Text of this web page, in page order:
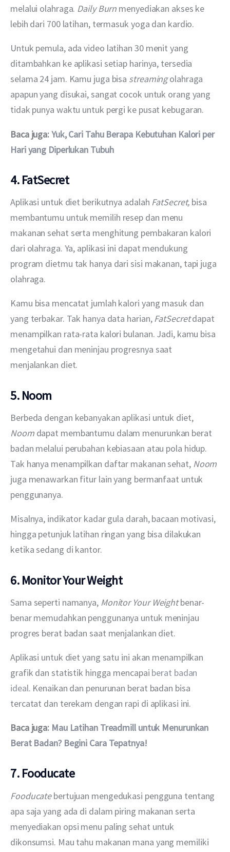
melalui olahraga. Daily Burn menyediakan akses ke
lebih dari 700 latihan, termasuk yoga dan kardio.
Untuk pemula, ada video latihan 30 menit yang
ditambahkan ke aplikasi setiap harinya, tersedia
selama 24 jam. Kamu juga bisa streaming olahraga
apapun yang disukai, sangat cocok untuk orang yang
tidak punya waktu untuk pergi ke pusat kebugaran.
Baca juga: Yuk, Cari Tahu Berapa Kebutuhan Kalori per
Hari yang Diperlukan Tubuh
4. FatSecret
Aplikasi untuk diet berikutnya adalah FatSecret, bisa
membantumu untuk memilih resep dan menu
makanan sehat serta menghitung pembakaran kalori
dari olahraga. Ya, aplikasi ini dapat mendukung
program dietmu tak hanya dari sisi makanan, tapi juga
olahraga.
Kamu bisa mencatat jumlah kalori yang masuk dan
yang terbakar. Tak hanya data harian, FatSecret dapat
menampilkan rata-rata kalori bulanan. Jadi, kamu bisa
mengetahui dan meninjau progresnya saat
menjalankan diet.
5. Noom
Berbeda dengan kebanyakan aplikasi untuk diet,
Noom dapat membantumu dalam menurunkan berat
badan melalui perubahan kebiasaan atau pola hidup.
Tak hanya menampilkan daftar makanan sehat, Noom
juga menawarkan fitur lain yang bermanfaat untuk
penggunanya.
Misalnya, indikator kadar gula darah, bacaan motivasi,
hingga petunjuk latihan ringan yang bisa dilakukan
ketika sedang di kantor.
6. Monitor Your Weight
Sama seperti namanya, Monitor Your Weight benar-
benar memudahkan penggunanya untuk meninjau
progres berat badan saat menjalankan diet.
Aplikasi untuk diet yang satu ini akan menampilkan
grafik dan statistik hingga mencapai berat badan
ideal. Kenaikan dan penurunan berat badan bisa
tercatat dan terekam dengan rapi di aplikasi ini.
Baca juga: Mau Latihan Treadmill untuk Menurunkan
Berat Badan? Begini Cara Tepatnya!
7. Fooducate
Fooducate bertujuan mengedukasi pengguna tentang
apa saja yang ada di dalam piring makanan serta
menyediakan opsi menu paling sehat untuk
dikonsumsi. Mau tahu makanan mana yang memiliki